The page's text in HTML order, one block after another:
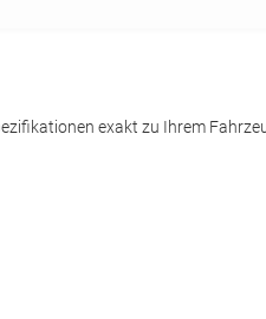
exakt zu Ihrem